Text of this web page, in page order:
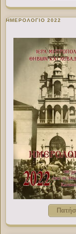
ΗΜΕΡΟΛΟΓΙΟ 2022